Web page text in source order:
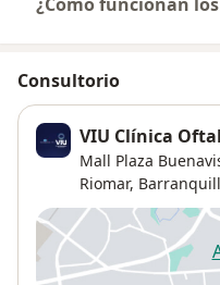
Consultorio
VIU Clínica
Mall Plaza
Riomar,